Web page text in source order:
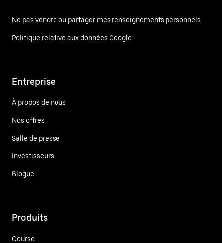
Ne pas vendre ou partager mes renseignements personnels
Politique relative aux données Google
Entreprise
À propos de nous
Nos offres
Salle de presse
Investisseurs
Blogue
Produits
Course